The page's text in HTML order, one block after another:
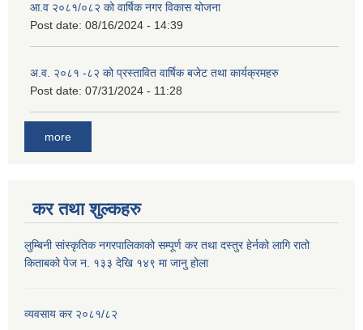
आ.व २०८१/०८२ को वार्षिक नगर विकास योजना
Post date: 08/16/2024 - 14:39
अ.व. २०८१ -८२ को प्रस्तावित वार्षिक बजेट तथा कार्यक्रमहरु
Post date: 07/31/2024 - 11:28
more
कर तथा शुल्कहरु
लुम्बिनी सांस्कृतिक नगरपालिकाको सम्पूर्ण कर तथा दस्तुर हेर्नको लागि रातो
किताबको पेज न. १३३ देखि १४९ मा जानु होला
व्यवसाय कर २०८१/८२